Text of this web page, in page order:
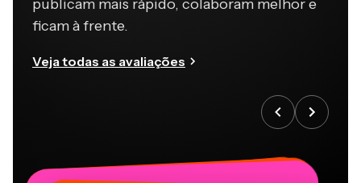
publicam mais rápido, colaboram melhor e
ficam à frente.
Veja todas as avaliações